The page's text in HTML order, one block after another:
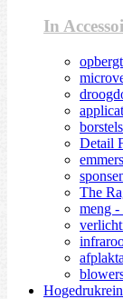
In
borstels
Detail
The
meng -